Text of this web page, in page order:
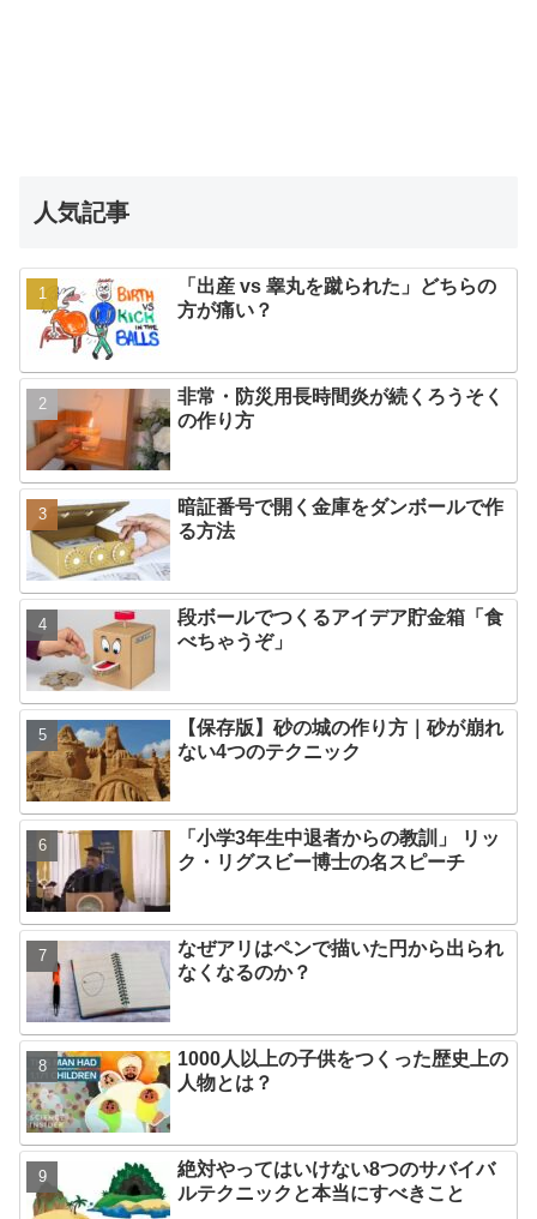
人気記事
「出産 vs 睾丸を蹴られた」どちらの
方が痛い？
非常・防災用長時間炎が続くろうそく
の作り方
暗証番号で開く金庫をダンボールで作
る方法
段ボールでつくるアイデア貯金箱「食
べちゃうぞ」
【保存版】砂の城の作り方｜砂が崩れ
ない4つのテクニック
「小学3年生中退者からの教訓」 リッ
ク・リグスビー博士の名スピーチ
なぜアリはペンで描いた円から出られ
なくなるのか？
1000人以上の子供をつくった歴史上の
人物とは？
絶対やってはいけない8つのサバイバ
ルテクニックと本当にすべきこと